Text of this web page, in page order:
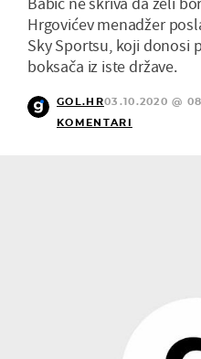
Hrgovićev menadžer
Sky Sportsu, koji donosi
boksača iz iste države.
GOL.HR03.10.2020 @
KOMENTARI